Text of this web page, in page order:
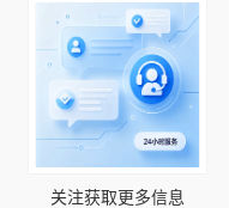
关注获取更多信息